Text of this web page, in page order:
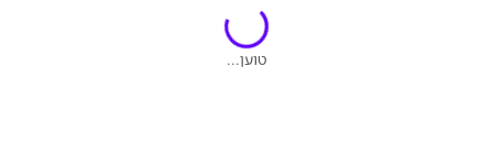
טוען...